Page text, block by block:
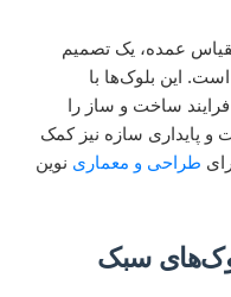
عمده، یک تصمیم
این بلوک‌ها با
ساخت و ساز را
و پایداری سازه نیز کمک
طراحی و معماری نوین
سبک